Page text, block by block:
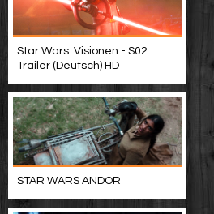
Star Wars: Visionen - S02
Trailer (Deutsch) HD
STAR WARS ANDOR